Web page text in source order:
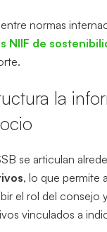
normas
NIIF de
la
se articulan
, lo que permite
el rol del consejo
vinculados a